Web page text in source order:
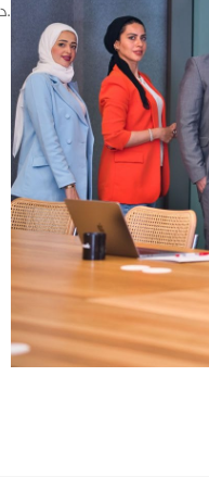
دولية والتزام بتقديم خدمة عالية الجودة.